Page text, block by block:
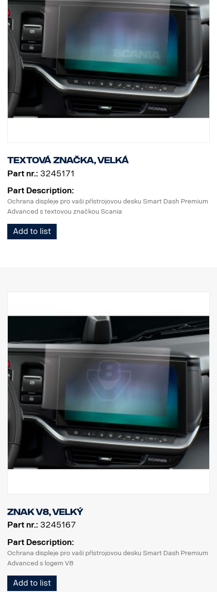
Textová značka, velká
Part nr.: 3245171
Part Description:
Ochrana displeje pro vaši přístrojovou desku Smart Dash Premium
Advanced s textovou značkou Scania
Add to list
Znak V8, velký
Part nr.: 3245167
Part Description:
Ochrana displeje pro vaši přístrojovou desku Smart Dash Premium
Advanced s logem V8
Add to list